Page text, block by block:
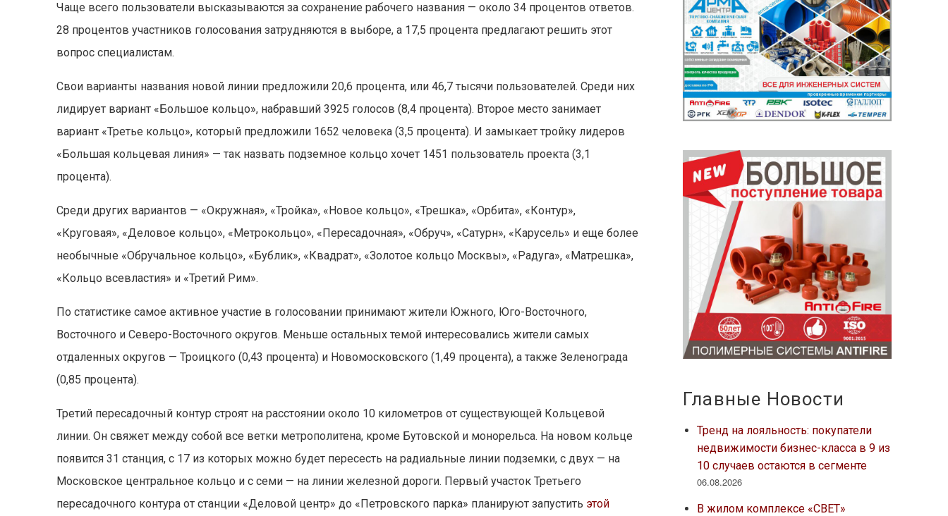
Чаще всего пользователи высказываются за сохранение рабочего названия — около 34 процентов ответов.
28 процентов участников голосования затрудняются в выборе, а 17,5 процента предлагают решить этот
вопрос специалистам.
Свои варианты названия новой линии предложили 20,6 процента, или 46,7 тысячи пользователей. Среди них
лидирует вариант «Большое кольцо», набравший 3925 голосов (8,4 процента). Второе место занимает
вариант «Третье кольцо», который предложили 1652 человека (3,5 процента). И замыкает тройку лидеров
«Большая кольцевая линия» — так назвать подземное кольцо хочет 1451 пользователь проекта (3,1
процента).
Среди других вариантов — «Окружная», «Тройка», «Новое кольцо», «Трешка», «Орбита», «Контур»,
«Круговая», «Деловое кольцо», «Метрокольцо», «Пересадочная», «Обруч», «Сатурн», «Карусель» и еще более
необычные «Обручальное кольцо», «Бублик», «Квадрат», «Золотое кольцо Москвы», «Радуга», «Матрешка»,
«Кольцо всевластия» и «Третий Рим».
По статистике самое активное участие в голосовании принимают жители Южного, Юго-Восточного,
Восточного и Северо-Восточного округов. Меньше остальных темой интересовались жители самых
отдаленных округов — Троицкого (0,43 процента) и Новомосковского (1,49 процента), а также Зеленограда
(0,85 процента).
Третий пересадочный контур строят на расстоянии около 10 километров от существующей Кольцевой
линии. Он свяжет между собой все ветки метрополитена, кроме Бутовской и монорельса. На новом кольце
появится 31 станция, с 17 из которых можно будет пересесть на радиальные линии подземки, с двух — на
Московское центральное кольцо и с семи — на линии железной дороги. Первый участок Третьего
пересадочного контура от станции «Деловой центр» до «Петровского парка» планируют запустить этой
Главные Новости
Тренд на лояльность: покупатели
недвижимости бизнес-класса в 9 из
10 случаев остаются в сегменте
06.08.2026
В жилом комплексе «СВЕТ»